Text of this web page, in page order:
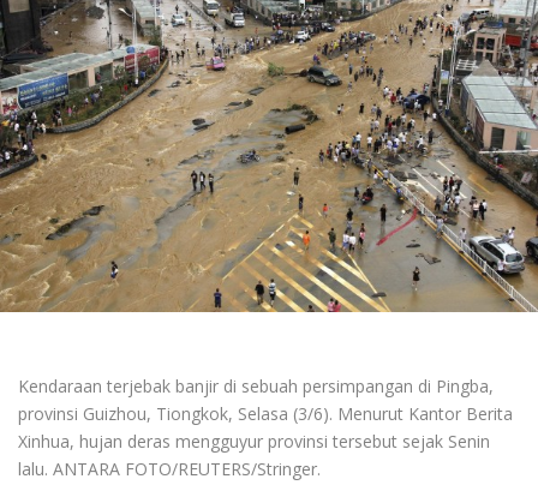
Kendaraan terjebak banjir di sebuah persimpangan di Pingba,
provinsi Guizhou, Tiongkok, Selasa (3/6). Menurut Kantor Berita
Xinhua, hujan deras mengguyur provinsi tersebut sejak Senin
lalu. ANTARA FOTO/REUTERS/Stringer.